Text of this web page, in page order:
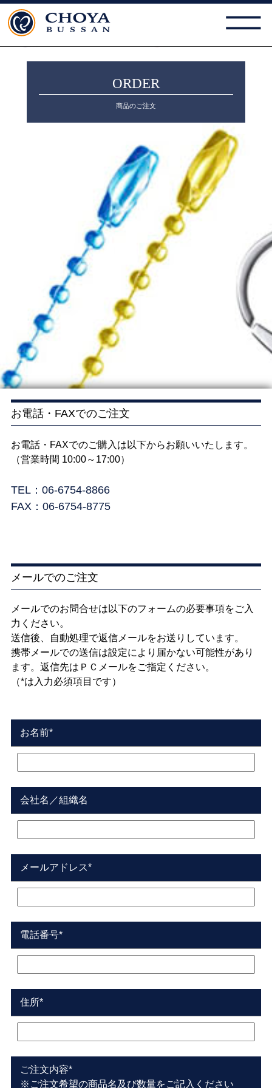
ORDER
商品のご注文
お電話・FAXでのご注文
お電話・FAXでのご購入は以下からお願いいたします。
（営業時間 10:00～17:00）
TEL：06-6754-8866
FAX：06-6754-8775
メールでのご注文
メールでのお問合せは以下のフォームの必要事項をご入
力ください。
送信後、自動処理で返信メールをお送りしています。
携帯メールでの送信は設定により届かない可能性があり
ます。返信先はＰＣメールをご指定ください。
（*は入力必須項目です）
お名前*
会社名／組織名
メールアドレス*
電話番号*
住所*
ご注文内容*
※ご注文希望の商品名及び数量をご記入ください